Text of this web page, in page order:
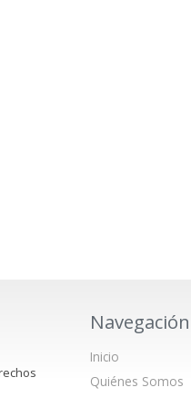
Navegación
Inicio
Quiénes Somos